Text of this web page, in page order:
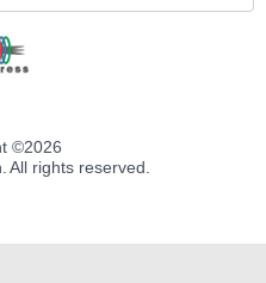
©2026
All rights reserved.